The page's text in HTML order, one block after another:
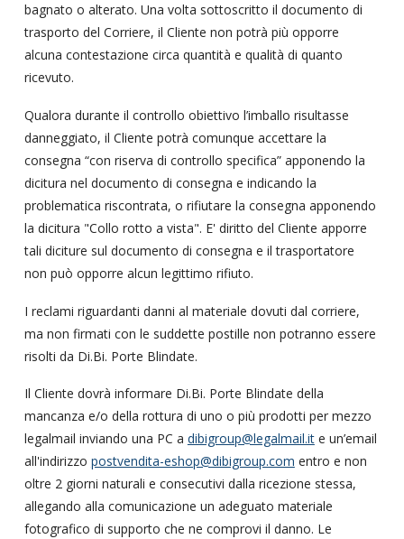
bagnato o alterato. Una volta sottoscritto il documento di
trasporto del Corriere, il Cliente non potrà più opporre
alcuna contestazione circa quantità e qualità di quanto
ricevuto.
Qualora durante il controllo obiettivo l’imballo risultasse
danneggiato, il Cliente potrà comunque accettare la
consegna “con riserva di controllo specifica” apponendo la
dicitura nel documento di consegna e indicando la
problematica riscontrata, o rifiutare la consegna apponendo
la dicitura "Collo rotto a vista". E' diritto del Cliente apporre
tali diciture sul documento di consegna e il trasportatore
non può opporre alcun legittimo rifiuto.
I reclami riguardanti danni al materiale dovuti dal corriere,
ma non firmati con le suddette postille non potranno essere
risolti da Di.Bi. Porte Blindate.
Il Cliente dovrà informare Di.Bi. Porte Blindate della
mancanza e/o della rottura di uno o più prodotti per mezzo
legalmail inviando una PC a dibigroup@legalmail.ite un’email
all'indirizzo postvendita-eshop@dibigroup.com entro e non
oltre 2 giorni naturali e consecutivi dalla ricezione stessa,
allegando alla comunicazione un adeguato materiale
fotografico di supporto che ne comprovi il danno. Le